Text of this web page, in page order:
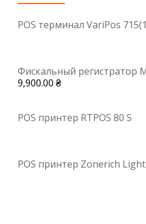
POS терминал VariPos
Фискальный регистратор
9,900.00 ₴
POS принтер RTPOS 80 S
POS принтер Zonerich Light